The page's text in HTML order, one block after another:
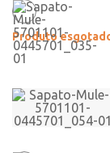
Produto